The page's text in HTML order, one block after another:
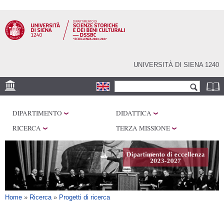
contenuto
principale
UNIVERSITÀ DI SIENA 1240
Form di ricerca
CENTRI DI RICERCA
LABORATORI
BIBLIOTECHE
SERVIZI
DIPARTIMENTO
DIDATTICA
RICERCA
TERZA MISSIONE
Tu sei qui
Home » Ricerca » Progetti di ricerca